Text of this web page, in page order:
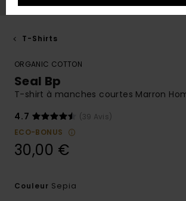
T-Shirts
ORGANIC COTTON
Seal Bp
T-shirt à manches courtes Marron
4.7
(39 Avis)
ECO-BONUS
30,00 €
Couleur Sepia